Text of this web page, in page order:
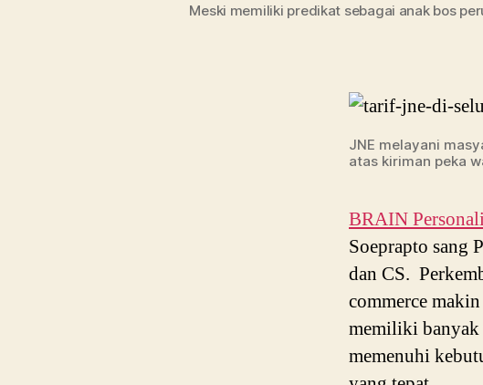
Meski memiliki predikat sebagai anak bos
JNE melayani
atas kiriman peka
BRAIN
Soeprapto sang
dan CS.
commerce
memiliki banyak
memenuhi